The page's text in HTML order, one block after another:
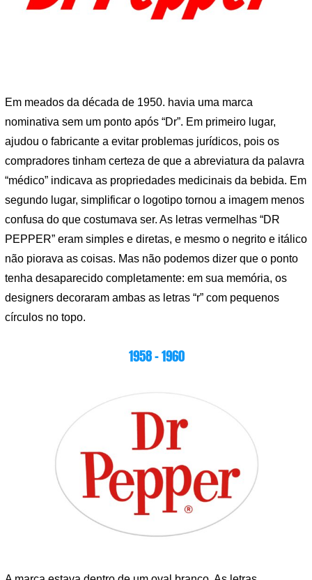
Em meados da década de 1950. havia uma marca
nominativa sem um ponto após “Dr”. Em primeiro lugar,
ajudou o fabricante a evitar problemas jurídicos, pois os
compradores tinham certeza de que a abreviatura da palavra
“médico” indicava as propriedades medicinais da bebida. Em
segundo lugar, simplificar o logotipo tornou a imagem menos
confusa do que costumava ser. As letras vermelhas “DR
PEPPER” eram simples e diretas, e mesmo o negrito e itálico
não piorava as coisas. Mas não podemos dizer que o ponto
tenha desaparecido completamente: em sua memória, os
designers decoraram ambas as letras “r” com pequenos
círculos no topo.
1958 – 1960